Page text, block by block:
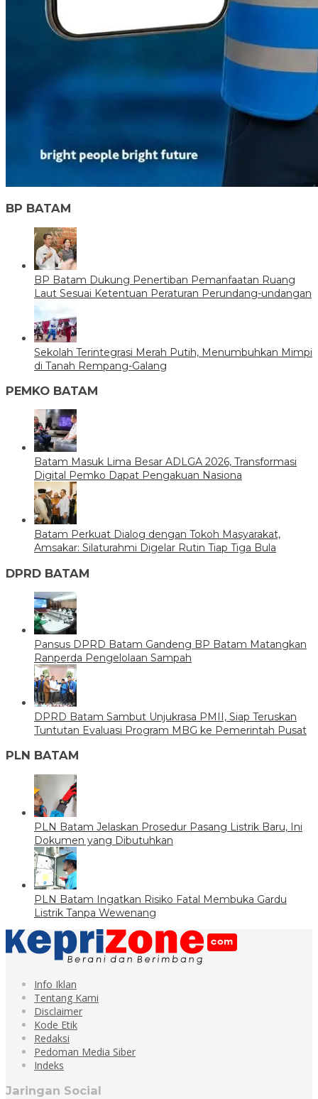
BP BATAM
BP Batam Dukung Penertiban Pemanfaatan Ruang
Laut Sesuai Ketentuan Peraturan Perundang-undangan
Sekolah Terintegrasi Merah Putih, Menumbuhkan Mimpi
di Tanah Rempang-Galang
PEMKO BATAM
Batam Masuk Lima Besar ADLGA 2026, Transformasi
Digital Pemko Dapat Pengakuan Nasiona
Batam Perkuat Dialog dengan Tokoh Masyarakat,
Amsakar: Silaturahmi Digelar Rutin Tiap Tiga Bula
DPRD BATAM
Pansus DPRD Batam Gandeng BP Batam Matangkan
Ranperda Pengelolaan Sampah
DPRD Batam Sambut Unjukrasa PMII, Siap Teruskan
Tuntutan Evaluasi Program MBG ke Pemerintah Pusat
PLN BATAM
PLN Batam Jelaskan Prosedur Pasang Listrik Baru, Ini
Dokumen yang Dibutuhkan
PLN Batam Ingatkan Risiko Fatal Membuka Gardu
Listrik Tanpa Wewenang
Info Iklan
Tentang Kami
Disclaimer
Kode Etik
Redaksi
Pedoman Media Siber
Indeks
Jaringan Social